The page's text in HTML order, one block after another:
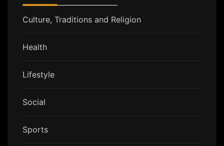
Culture, Traditions and Religion
Health
Lifestyle
Social
Sports